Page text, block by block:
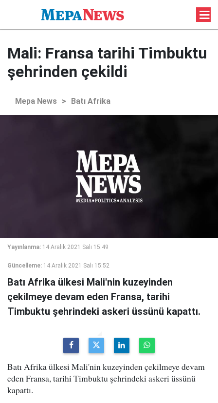
Mali: Fransa tarihi Timbuktu
şehrinden çekildi
Mepa News > Batı Afrika
Yayınlanma: 14 Aralık 2021 Salı 15:49
Güncelleme: 14 Aralık 2021 Salı 15:52
Batı Afrika ülkesi Mali'nin kuzeyinden
çekilmeye devam eden Fransa, tarihi
Timbuktu şehrindeki askeri üssünü kapattı.
Batı Afrika ülkesi Mali'nin kuzeyinden çekilmeye devam
eden Fransa, tarihi Timbuktu şehrindeki askeri üssünü
kapattı.